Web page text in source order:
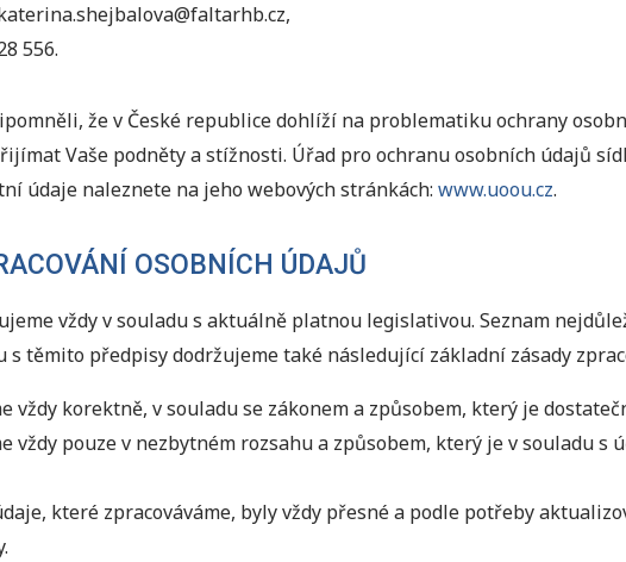
556.
že v České republice dohlíží na problematiku ochrany
Vaše podněty a stížnosti. Úřad pro ochranu osobních údajů
údaje naleznete na jeho webových stránkách: www.uoou.cz.
OSOBNÍCH ÚDAJŮ
vždy v souladu s aktuálně platnou legislativou. Seznam
s těmito předpisy dodržujeme také následující základní zásady
vždy korektně, v souladu se zákonem a způsobem, který je
vždy pouze v nezbytném rozsahu a způsobem, který je v souladu s
které zpracováváme, byly vždy přesné a podle potřeby